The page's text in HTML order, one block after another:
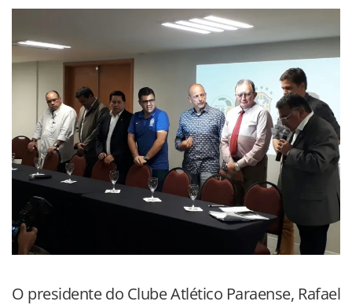
O presidente do Clube Atlético Paraense, Rafael